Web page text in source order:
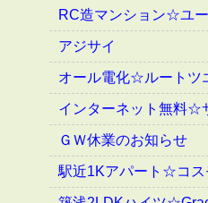
RC造マンション☆ユ
アジサイ
オール電化☆ルートツ
インターネット無料☆
ＧＷ休業のお知らせ
駅近1Kアパート☆コス